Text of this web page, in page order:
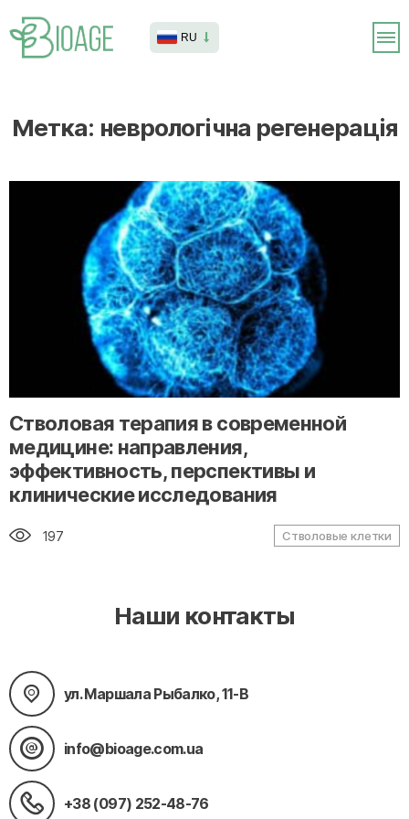
RU
Метка: неврологічна регенерація
" alt="loading" class="img-responsive"/>
Стволовая терапия в современной
медицине: направления,
эффективность, перспективы и
клинические исследования
197 Стволовые клетки
Наши контакты
ул. Маршала Рыбалко, 11-В
info@bioage.com.ua
+38 (097) 252-48-76